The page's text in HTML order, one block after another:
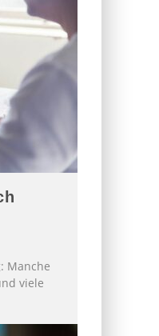
Manche
viele